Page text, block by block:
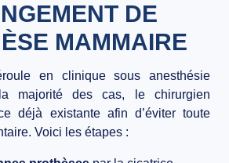
DE
MAMMAIRE
en clinique sous anesthésie
majorité des cas, le chirurgien
déjà existante afin d’éviter toute
Voici les étapes :